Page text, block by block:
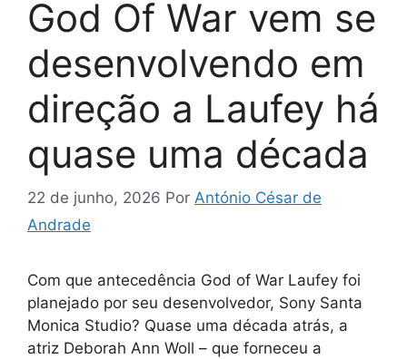
God Of War vem se
desenvolvendo em
direção a Laufey há
quase uma década
22 de junho, 2026 Por António César de
Andrade
Com que antecedência God of War Laufey foi
planejado por seu desenvolvedor, Sony Santa
Monica Studio? Quase uma década atrás, a
atriz Deborah Ann Woll – que forneceu a